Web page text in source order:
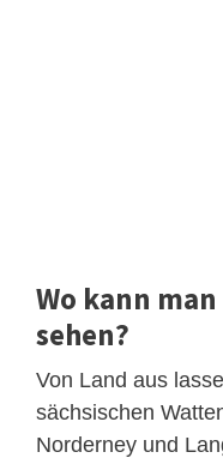
Wo kann
sehen?
Von Land aus
sächsischen
Norderney und